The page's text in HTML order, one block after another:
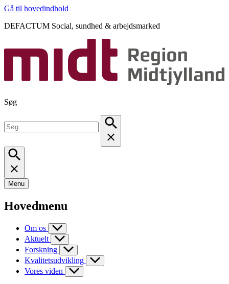
Gå til hovedindhold
DEFACTUM Social, sundhed & arbejdsmarked
Søg
Menu
Hovedmenu
Om os
Aktuelt
Forskning
Kvalitetsudvikling
Vores viden